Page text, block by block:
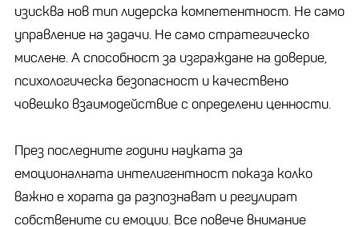
изисква нов тип лидерска компетентност. Не само
управление на задачи. Не само стратегическо
мислене. А способност за изграждане на доверие,
психологическа безопасност и качествено
човешко взаимодействие с определени ценности.
През последните години науката за
емоционалната интелигентност показа колко
важно е хората да разпознават и регулират
собствените си емоции. Все повече внимание